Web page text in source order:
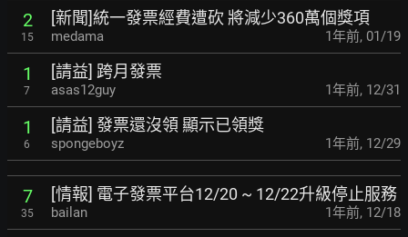
2
15
[新聞]統一發票經費遭砍 將減少360萬個獎項
medama 1年前, 01/19
1
7
[請益] 跨月發票
asas12guy 1年前, 12/31
1
6
[請益] 發票還沒領 顯示已領獎
spongeboyz 1年前, 12/29
7
35
[情報] 電子發票平台12/20 ~ 12/22升級停止服務
bailan 1年前, 12/18